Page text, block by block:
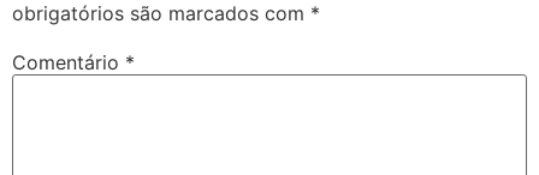
obrigatórios são marcados com *
Comentário *